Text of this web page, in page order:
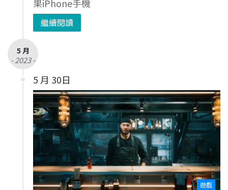
果iPhone手機
繼續閱讀
5 月
- 2023 -
5 月 30日
遊戲